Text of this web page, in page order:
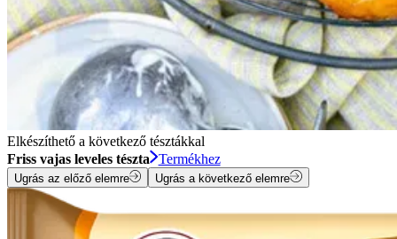
Elkészíthető a következő tésztákkal
Friss vajas leveles tészta
Termékhez
Ugrás az előző elemre Ugrás a következő elemre